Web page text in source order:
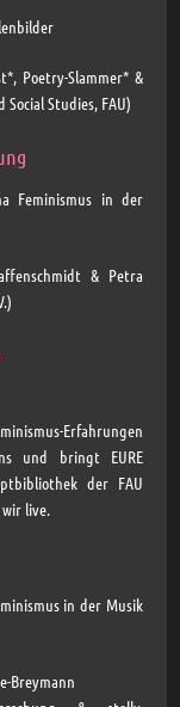
Poetry-Slammer* &
Studies, FAU)
Feminismus in der
& Petra
Erfahrungen
und bringt EURE
der FAU
live.
in der Musik
Breymann